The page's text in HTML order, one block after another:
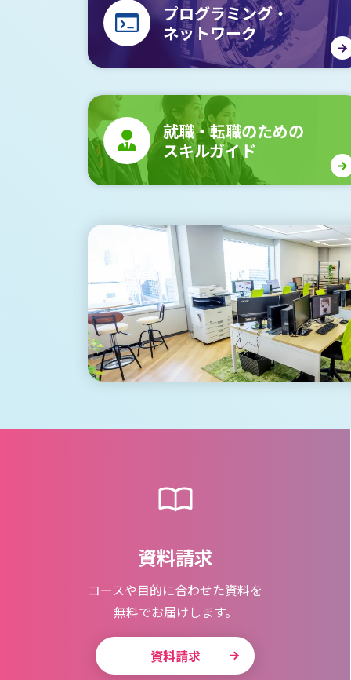
プログラミング・
ネットワーク
就職・転職のための
スキルガイド
資料請求
コースや目的に合わせた資料を
無料でお届けします。
資料請求